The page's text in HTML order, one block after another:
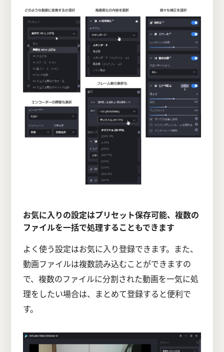
お気に入りの設定はプリセット保存可能、複数の
ファイルを一括で処理することもできます
よく使う設定はお気に入り登録できます。また、
動画ファイルは複数読み込むことができますの
で、複数のファイルに分割された動画を一気に処
理をしたい場合は、まとめて登録すると便利で
す。